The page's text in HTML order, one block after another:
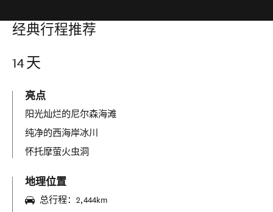
经典行程推荐
14天
亮点
阳光灿烂的尼尔森海滩
纯净的西海岸冰川
怀托摩萤火虫洞
地理位置
总行程：2,444km